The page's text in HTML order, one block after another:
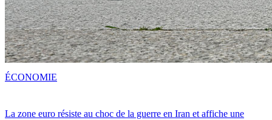
La zone euro résiste au choc de la guerre en Iran et affiche une
ÉCONOMIE